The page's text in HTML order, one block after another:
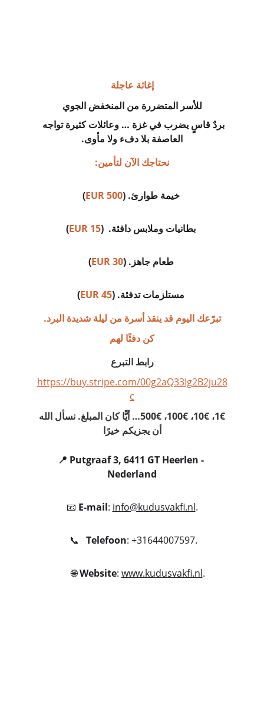
إغاثة عاجلة
للأسر المتضررة من المنخفض الجوي
بردٌ قاسٍ يضرب في غزة … وعائلات كثيرة تواجه
العاصفة بلا دفء ولا مأوى.
نحتاجك الآن لتأمين:
خيمة طوارئ. ( 500 EUR
)
EUR 15
)
طعام جاهز. ( EUR 30
)
EUR 45
)
تبرّعك اليوم قد ينقذ أسرة من ليلة شديدة البرد.
كن دفئًا لهم
📍 Putgraaf 3, 6411 GT Heerlen -
Nederland
📧 E-mail: info@kudusvakfi.nl.
📞 Telefoon: +31644007597.
     🌐
Website: www.kudusvakfi.nl.
رابط التبرع
https://buy.stripe.com/00g2aQ33Ig2B2ju28
c
1€، 10€، 100€، 500€… أيًّا كان المبلغ. نسأل الله
أن يجزيكم خيرًا